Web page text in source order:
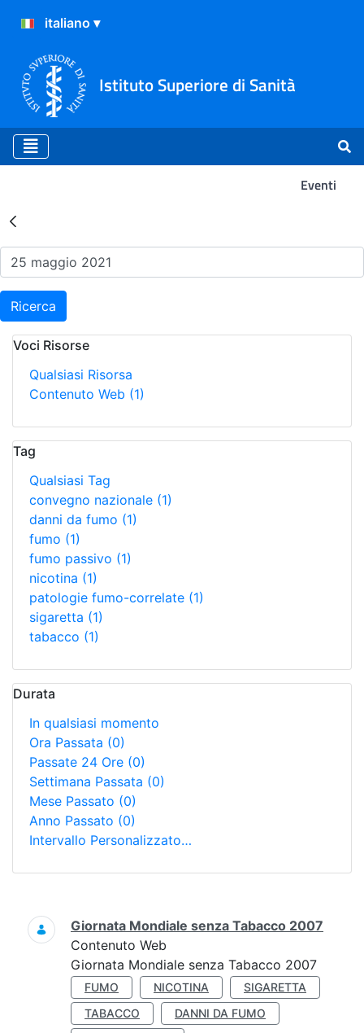
Istituto Superiore di Sanità
Eventi
Risultati della Ricerca -
Ricerca
Voci Risorse
Qualsiasi Risorsa
Contenuto Web (1)
Tag
Qualsiasi Tag
convegno nazionale (1)
danni da fumo (1)
fumo (1)
fumo passivo (1)
nicotina (1)
patologie fumo-correlate (1)
sigaretta (1)
tabacco (1)
Durata
In qualsiasi momento
Ora Passata (0)
Passate 24 Ore (0)
Settimana Passata (0)
Mese Passato (0)
Anno Passato (0)
Intervallo Personalizzato…
Ricerca
Giornata Mondiale senza Tabacco 2007
Contenuto Web
Giornata Mondiale senza Tabacco 2007
FUMO NICOTINA
SIGARETTA
TABACCO
DANNI DA FUMO